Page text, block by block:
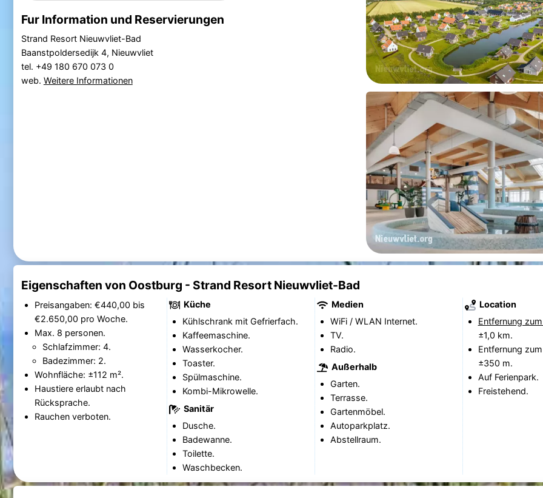
Fur Information und Reservierungen
Strand Resort Nieuwvliet-Bad
Baanstpoldersedijk 4, Nieuwvliet
tel. +49 180 670 073 0
web. Weitere Informationen
Eigenschaften von Oostburg - Strand Resort Nieuwvliet-Bad
Preisangaben: €440,00 bis
€2.650,00 pro Woche.
Max. 8 personen.
Schlafzimmer: 4.
Badezimmer: 2.
Wohnfläche: ±112 m².
Haustiere erlaubt nach
Rücksprache.
Rauchen verboten.
Küche
Kühlschrank mit Gefrierfach.
Kaffeemaschine.
Wasserkocher.
Toaster.
Spülmaschine.
Kombi-Mikrowelle.
Sanitär
Dusche.
Badewanne.
Toilette.
Waschbecken.
Medien
WiFi / WLAN Internet.
TV.
Radio.
Außerhalb
Garten.
Terrasse.
Gartenmöbel.
Autoparkplatz.
Abstellraum.
Location
Entfernung
±1,0 km.
Entfernung
±350 m.
Auf Ferienpark.
Freistehend.